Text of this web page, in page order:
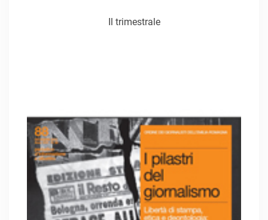
Il trimestrale